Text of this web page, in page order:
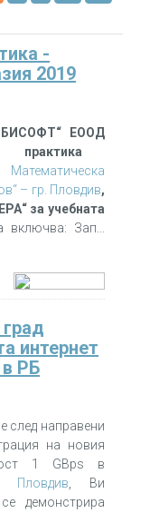
-
2019
ЕООД
практика
Математическа
– гр. Пловдив,
за учебната
включва: Зап...
интернет
РБ
след направени
на новия
1 GBps в
Пловдив, Ви
демонстрира